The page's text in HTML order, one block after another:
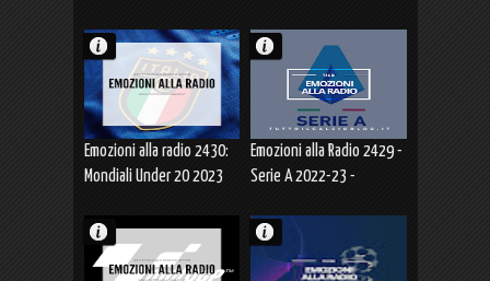
(11.06.2023)
Emozioni alla radio 2430:
Mondiali Under 20 2023
(11.06.2023)
Emozioni alla Radio 2429 -
Serie A 2022-23 -
VERONA (11.06.2023)